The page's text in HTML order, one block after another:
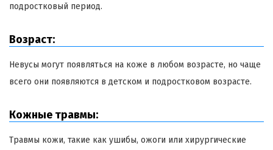
подростковый период.
Возраст:
Невусы могут появляться на коже в любом возрасте, но чаще
всего они появляются в детском и подростковом возрасте.
Кожные травмы:
Травмы кожи, такие как ушибы, ожоги или хирургические